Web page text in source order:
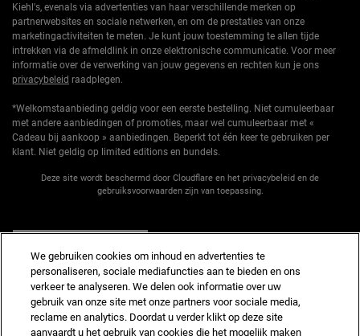
Kiehl's, evenals via advertenties van haar verschillende merken op
partnerwebsites en sociale netwerken, en om de prestaties van onze
marketingactiviteiten te meten. Je kunt jouw toestemming te allen tijde
intrekken via de afmeldlink in onze elektronische communicatie. Voor meer
informatie over de verwerking van jouw gegevens en rechten kun je ons
privacybeleid raadplegen.
*Welkomstaanbieding geldig voor een eerste bestelling. Niet cumuleerbaar
met andere aanbiedingen of promoties, maar wel cumuleerbaar met «
Cadeau bij aankoop » aanbiedingen. Beperkt tot één keer te gebruiken per
klant. Niet geldig op limited editions en bundels.
Deze site wordt beschermd door Cloudflare en het privacybeleid en de
gebruiksvoorwaarden zijn van toepassing.
Fabrikantinformatie
We gebruiken cookies om inhoud en advertenties te
personaliseren, sociale mediafuncties aan te bieden en ons
verkeer te analyseren. We delen ook informatie over uw
gebruik van onze site met onze partners voor sociale media,
reclame en analytics. Doordat u verder klikt op deze site
aanvaardt u het gebruik van cookies die het mogelijk maken